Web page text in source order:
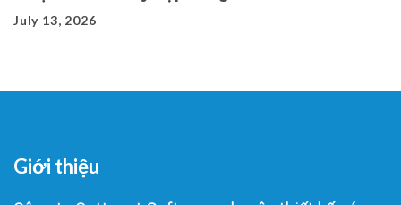
July 13, 2026
Giới thiệu